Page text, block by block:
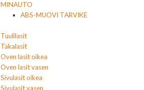
MINAUTO
ABS-MUOVI TARVIKE
Tuulilasit
Takalasit
Oven lasit oikea
Oven lasit vasen
Sivulasit oikea
Sivulasit vasen